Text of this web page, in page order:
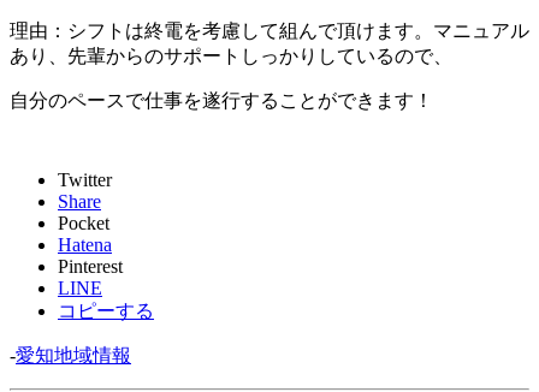
理由：シフトは終電を考慮して組んで頂けます。マニュアル
あり、先輩からのサポートしっかりしているので、
自分のペースで仕事を遂行することができます！
Twitter
Share
Pocket
Hatena
Pinterest
LINE
コピーする
-愛知地域情報